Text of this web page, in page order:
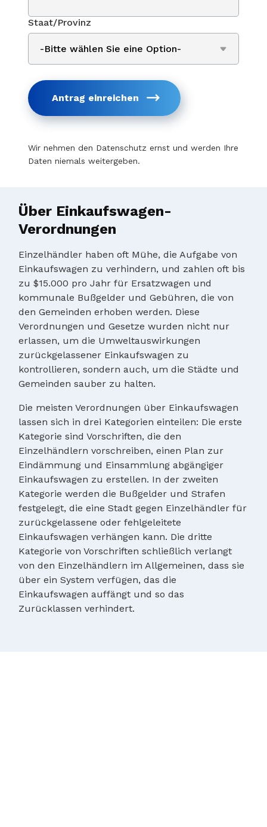
Staat/Provinz
Antrag einreichen
Wir nehmen den Datenschutz ernst und werden Ihre
Daten niemals weitergeben.
Über Einkaufswagen-
Verordnungen
Einzelhändler haben oft Mühe, die Aufgabe von
Einkaufswagen zu verhindern, und zahlen oft bis
zu $15.000 pro Jahr für Ersatzwagen und
kommunale Bußgelder und Gebühren, die von
den Gemeinden erhoben werden. Diese
Verordnungen und Gesetze wurden nicht nur
erlassen, um die Umweltauswirkungen
zurückgelassener Einkaufswagen zu
kontrollieren, sondern auch, um die Städte und
Gemeinden sauber zu halten.
Die meisten Verordnungen über Einkaufswagen
lassen sich in drei Kategorien einteilen: Die erste
Kategorie sind Vorschriften, die den
Einzelhändlern vorschreiben, einen Plan zur
Eindämmung und Einsammlung abgängiger
Einkaufswagen zu erstellen. In der zweiten
Kategorie werden die Bußgelder und Strafen
festgelegt, die eine Stadt gegen Einzelhändler für
zurückgelassene oder fehlgeleitete
Einkaufswagen verhängen kann. Die dritte
Kategorie von Vorschriften schließlich verlangt
von den Einzelhändlern im Allgemeinen, dass sie
über ein System verfügen, das die
Einkaufswagen auffängt und so das
Zurücklassen verhindert.